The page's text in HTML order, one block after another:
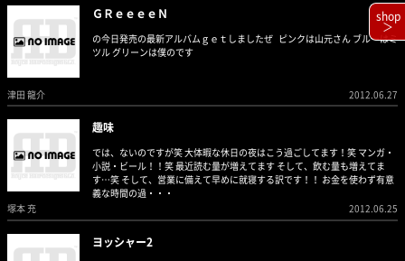
ＧＲｅｅｅｅＮ
の今日発売の最新アルバムｇｅｔしましたぜ ピンクは山元さん ブルーはミ
ツル グリーンは僕のです
津田 龍介 2012.06.27
趣味
では、ないのですが笑 大体暇な休日の夜はこう過ごしてます！笑 マンガ・
小説・ビール！！笑 最近読む量が増えてます そして、飲む量も増えてま
す…笑 そして、営業に備えて早めに就寝する訳です！！ お金を使わず有意
義な時間の過・・・
塚本 充
2012.06.25
ヨッシャー2
shop
＞